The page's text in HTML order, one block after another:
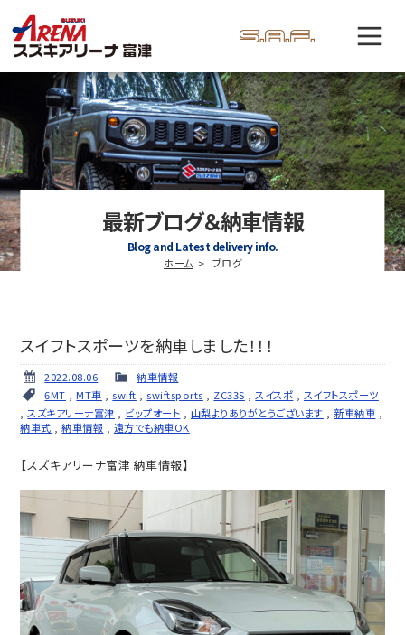
最新ブログ＆納車情報
Blog and Latest delivery info.
ホーム ブログ
スイフトスポーツを納車しました！！！
2022.08.06
納車情報
6MT ,MT車 swift swiftsports ZC33S スイスポ
スイフトスポーツ
スズキアリーナ富津 ビップオート 山梨よりありがとうございます ,新車納車
納車式 ,納車情報 遠方でも納車OK
【スズキアリーナ富津 納車情報】